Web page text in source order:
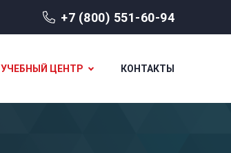
+7 (800) 551-60-94
УЧЕБНЫЙ ЦЕНТР КОНТАКТЫ